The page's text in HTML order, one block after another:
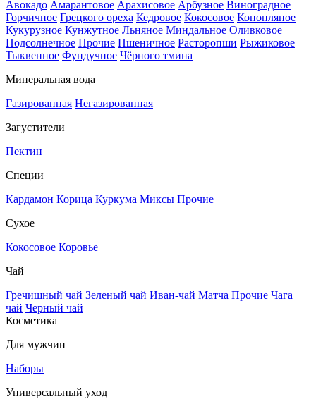
Авокадо Амарантовое Арахисовое Арбузное Виноградное
Горчичное Грецкого ореха Кедровое Кокосовое Конопляное
Кукурузное Кунжутное Льняное Миндальное Оливковое
Подсолнечное Прочие Пшеничное Расторопши Рыжиковое
Тыквенное Фундучное Чёрного тмина
Минеральная вода
Газированная Негазированная
Загустители
Пектин
Специи
Кардамон Корица Куркума Миксы Прочие
Сухое
Кокосовое Коровье
Чай
Гречишный чай Зеленый чай Иван-чай Матча Прочие Чага
чай Черный чай
Косметика
Для мужчин
Наборы
Универсальный уход